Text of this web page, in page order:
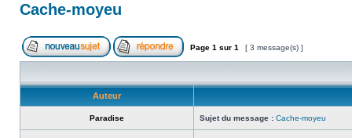
Cache-moyeu
Page 1 sur 1 [ 3 message(s) ]
Auteur
Paradise Sujet du message : Cache-moyeu